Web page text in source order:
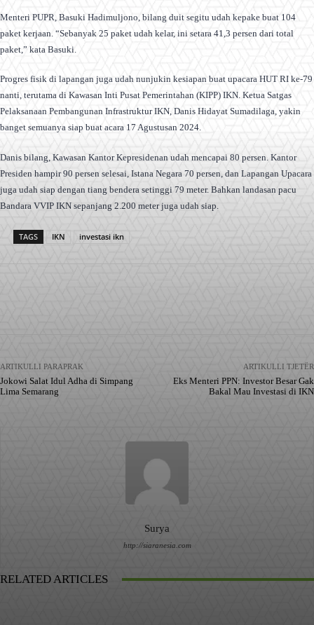
Menteri PUPR, Basuki Hadimuljono, bilang duit segitu udah kepake buat 104
paket kerjaan. “Sebanyak 25 paket udah kelar, ini setara 41,3 persen dari total
paket,” kata Basuki.
Progres fisik di lapangan juga udah nunjukin kesiapan buat upacara HUT RI ke-79
nanti, terutama di Kawasan Inti Pusat Pemerintahan (KIPP) IKN. Ketua Satgas
Pelaksanaan Pembangunan Infrastruktur IKN, Danis Hidayat Sumadilaga, yakin
banget semuanya siap buat acara 17 Agustusan 2024.
Danis bilang, Kawasan Kantor Kepresidenan udah mencapai 80 persen. Kantor
Presiden hampir 90 persen selesai, Istana Negara 70 persen, dan Lapangan Upacara
juga udah siap dengan tiang bendera setinggi 79 meter. Bahkan landasan pacu
Bandara VVIP IKN sepanjang 2.200 meter juga udah siap.
TAGS IKN investasi ikn
ARTIKULLI PARAPRAK
Jokowi Salat Idul Adha di Simpang
Lima Semarang
ARTIKULLI TJETËR
Eks Menteri PPN: Investor Besar Gak
Bakal Mau Investasi di IKN
Surya
http://siaranesia.com
RELATED ARTICLES